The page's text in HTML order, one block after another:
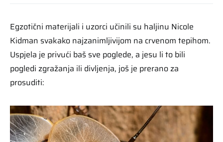
Egzotični materijali i uzorci učinili su haljinu Nicole
Kidman svakako najzanimljivijom na crvenom tepihom.
Uspjela je privući baš sve poglede, a jesu li to bili
pogledi zgražanja ili divljenja, još je prerano za
prosuditi: